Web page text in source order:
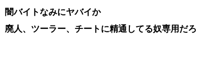
闇バイトなみにヤバイか
廃人、ツーラー、チートに精通してる奴専用だろ